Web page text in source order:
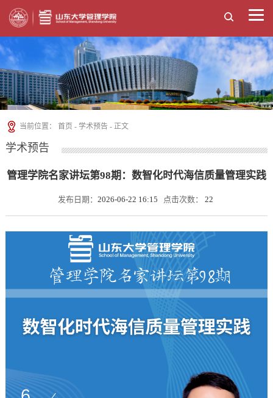
当前位置： 首页 -学术预告 - 正文
学术预告
管理学院名家讲坛第98期：数智化时代海信质量管理实践
发布日期： 2026-06-22 16:15 点击次数： 22